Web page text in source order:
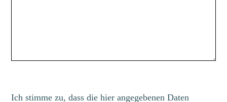
Ich stimme zu, dass die hier angegebenen Daten